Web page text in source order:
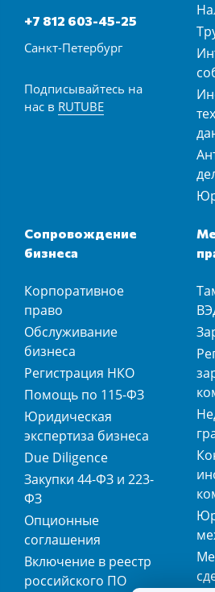
+7 812 603-45-25
Санкт-Петербург
Подписывайтесь на
нас в RUTUBE
Сопровождение
бизнеса
Корпоративное
право
Обслуживание
бизнеса
Регистрация НКО
Помощь по 115-ФЗ
Юридическая
экспертиза бизнеса
Due Diligence
Закупки 44-ФЗ и 223-
ФЗ
Опционные
соглашения
Включение в реестр
российского ПО